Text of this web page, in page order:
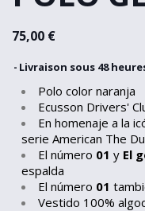
75,00 €
Livraison sous 48
Polo color naranja
Ecusson Drivers'
En homenaje a la
serie American The
El número 01 y El
espalda
El número 01
Vestido 100%